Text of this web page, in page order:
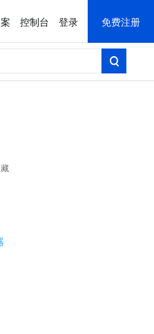
控制台 登录 免费注册